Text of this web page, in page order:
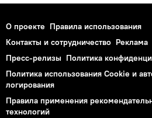
О проекте Правила использования
Контакты и сотрудничество Реклама
Пресс-релизы Политика
Политика использования Cookie и
логирования
Правила применения
технологий